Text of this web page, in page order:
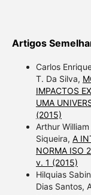
Artigos
Carlos
T. Da Silva,
IMPACTOS
UMA
(2015)
Arthur
Siqueira, A
NORMA ISO
v. 1 (2015)
Hilquias
Dias Santos,